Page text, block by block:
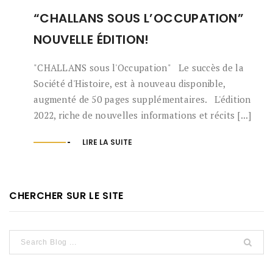
“CHALLANS SOUS L’OCCUPATION”
NOUVELLE ÉDITION!
"CHALLANS sous l'Occupation" Le succès de la
Société d'Histoire, est à nouveau disponible,
augmenté de 50 pages supplémentaires. L'édition
2022, riche de nouvelles informations et récits [...]
LIRE LA SUITE
CHERCHER SUR LE SITE